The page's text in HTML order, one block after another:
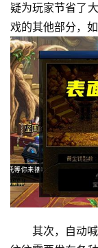
疑为玩家节省了
戏的其他部分，
其次，自动